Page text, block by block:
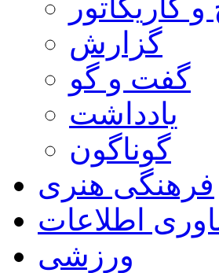
کاریکاتور
گزارش
گفت و گو
یادداشت
گوناگون
فرهنگی هنری
اطلاعات
ورزشی